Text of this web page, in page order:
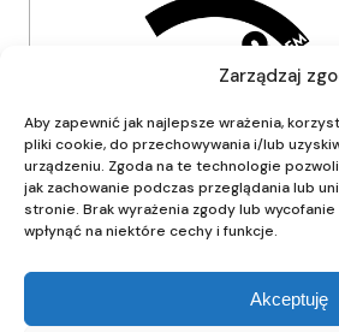
Zarządzaj
Aby zapewnić jak najlepsze wrażenia,
pliki cookie, do przechowywania i/lub
urządzeniu. Zgoda na te technologie
jak zachowanie podczas przeglądania lub
stronie. Brak wyrażenia zgody lub
wpłynąć na niektóre cechy i funkcje.
Akceptuję
See you there!